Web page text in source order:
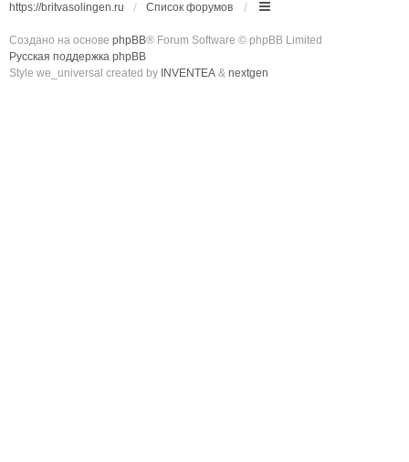
https://britvasolingen.ru Список форумов
Создано на основе phpBB® Forum Software © phpBB Limited
Русская поддержка phpBB
Style we_universal created by INVENTEA & nextgen